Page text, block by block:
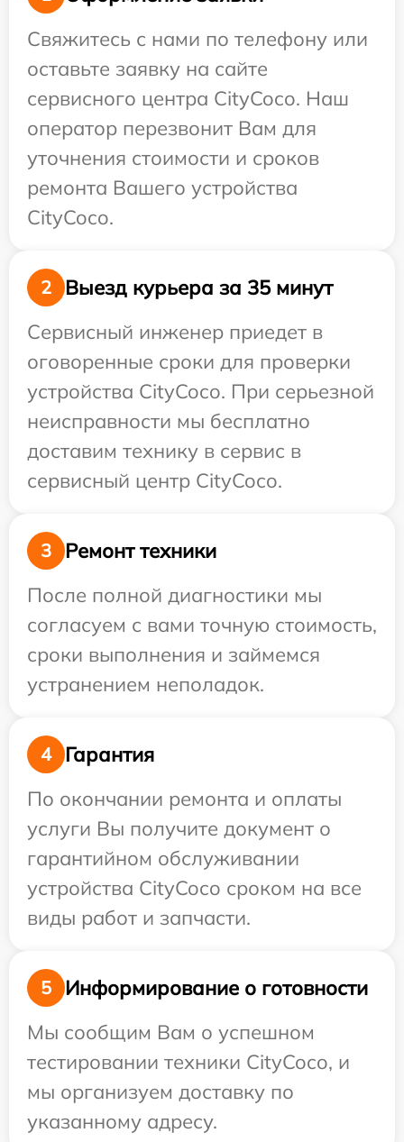
Свяжитесь с нами по телефону или
оставьте заявку на сайте
сервисного центра CityCoco. Наш
оператор перезвонит Вам для
уточнения стоимости и сроков
ремонта Вашего устройства
CityCoco.
2
Выезд курьера за 35 минут
Сервисный инженер приедет в
оговоренные сроки для проверки
устройства CityCoco. При серьезной
неисправности мы бесплатно
доставим технику в сервис в
сервисный центр CityCoco.
3
Ремонт техники
После полной диагностики мы
согласуем с вами точную стоимость,
сроки выполнения и займемся
устранением неполадок.
4
Гарантия
По окончании ремонта и оплаты
услуги Вы получите документ о
гарантийном обслуживании
устройства CityCoco сроком на все
виды работ и запчасти.
5
Информирование о готовности
Мы сообщим Вам о успешном
тестировании техники CityCoco, и
мы организуем доставку по
указанному адресу.